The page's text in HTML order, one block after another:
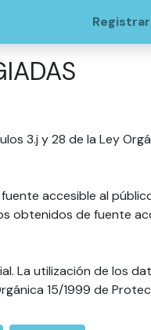
3.j y 28 de la Ley
accesible al
obtenidos de fuente
La utilización de los
15/1999 de